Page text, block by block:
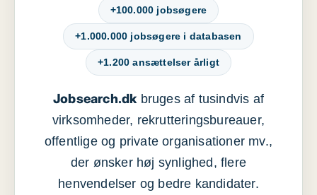
+100.000 jobsøgere
+1.000.000 jobsøgere i databasen
+1.200 ansættelser årligt
Jobsearch.dkbruges af tusindvis af
virksomheder, rekrutteringsbureauer,
offentlige og private organisationer mv.,
der ønsker høj synlighed, flere
henvendelser og bedre kandidater.